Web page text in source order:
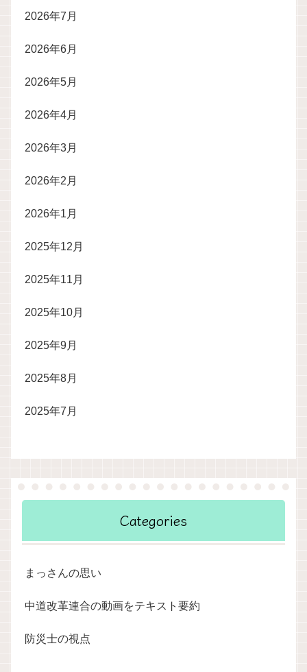
2026年7月
2026年6月
2026年5月
2026年4月
2026年3月
2026年2月
2026年1月
2025年12月
2025年11月
2025年10月
2025年9月
2025年8月
2025年7月
Categories
まっさんの思い
中道改革連合の動画をテキスト要約
防災士の視点